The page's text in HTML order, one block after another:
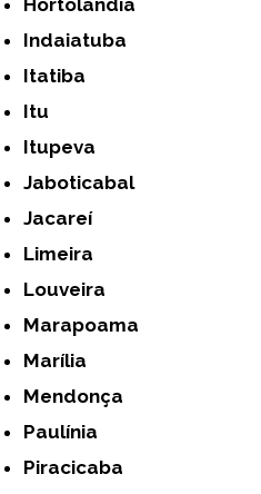
Indaiatuba
Itatiba
Itu
Itupeva
Jaboticabal
Jacareí
Limeira
Louveira
Marapoama
Marília
Mendonça
Paulínia
Piracicaba